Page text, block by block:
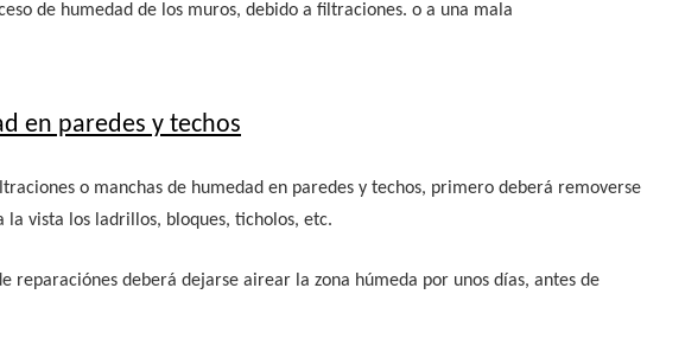
de humedad de los muros, debido a filtraciones. o a una mala
en paredes y techos
o manchas de humedad en paredes y techos, primero deberá removerse
vista los ladrillos, bloques, ticholos, etc.
reparaciónes deberá dejarse airear la zona húmeda por unos días, antes de